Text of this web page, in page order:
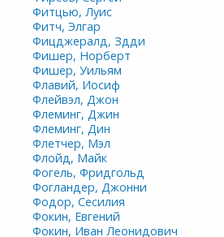
Фитцью, Луис
Фитч, Элгар
Фицджералд, Здди
Фишер, Норберт
Фишер, Уильям
Флавий, Иосиф
Флейвэл, Джон
Флеминг, Джин
Флеминг, Дин
Флетчер, Мэл
Флойд, Майк
Фогель, Фридгольд
Фогландер, Джонни
Фодор, Сесилия
Фокин, Евгений
Фокин, Иван Леонидович